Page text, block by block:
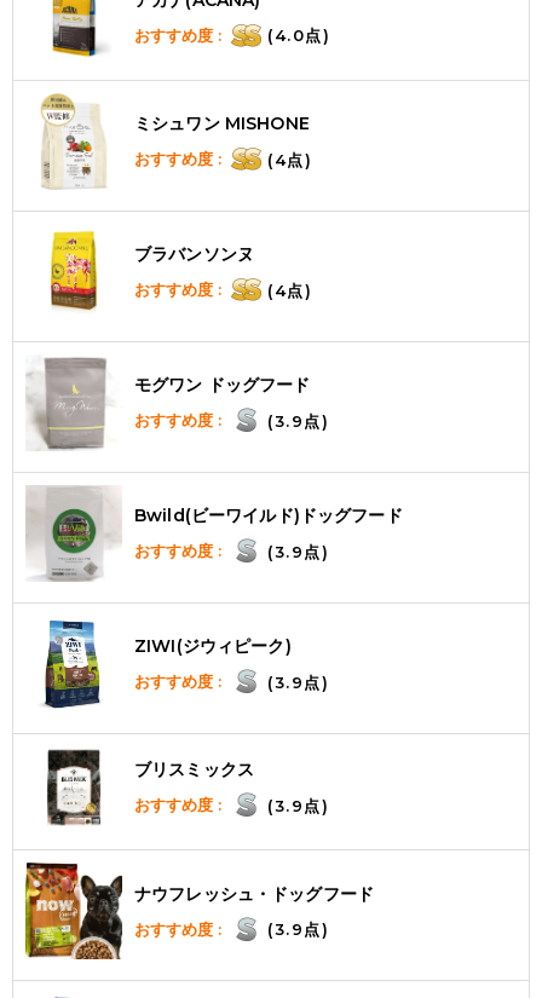
おすすめ度 : (4.0点)
ミシュワン MISHONE
おすすめ度 : (4点)
ブラバンソンヌ
おすすめ度 : (4点)
モグワン ドッグフード
おすすめ度 : (3.9点)
Bwild(ビーワイルド)ドッグフード
おすすめ度 : (3.9点)
ZIWI(ジウィピーク)
おすすめ度 : (3.9点)
ブリスミックス
おすすめ度 : (3.9点)
ナウフレッシュ・ドッグフード
おすすめ度 : (3.9点)